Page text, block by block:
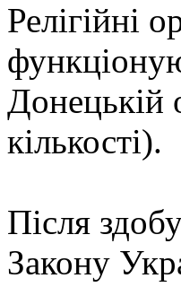
Релігійні
Донецькій
кількості).
Після
Закону